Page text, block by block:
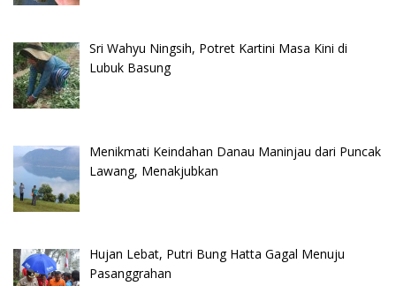
Sri Wahyu Ningsih, Potret Kartini Masa Kini di
Lubuk Basung
Menikmati Keindahan Danau Maninjau dari Puncak
Lawang, Menakjubkan
Hujan Lebat, Putri Bung Hatta Gagal Menuju
Pasanggrahan